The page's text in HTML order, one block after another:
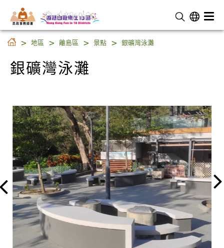
民 政 事 務 總 署
銀礦灣泳灘
地區 離島區 景點 銀礦灣泳灘
銀礦灣泳灘